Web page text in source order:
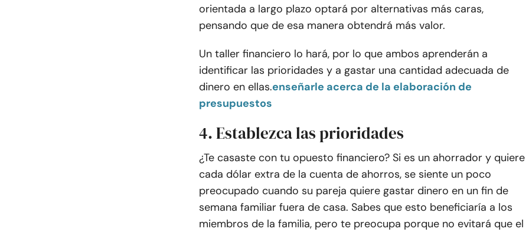
orientada a largo plazo optará por alternativas más caras,
pensando que de esa manera obtendrá más valor.
Un taller financiero lo hará, por lo que ambos aprenderán a
identificar las prioridades y a gastar una cantidad adecuada de
dinero en ellas.enseñarle acerca de la elaboración de
presupuestos
4. Establezca las prioridades
¿Te casaste con tu opuesto financiero? Si es un ahorrador y quiere
cada dólar extra de la cuenta de ahorros, se siente un poco
preocupado cuando su pareja quiere gastar dinero en un fin de
semana familiar fuera de casa. Sabes que esto beneficiaría a los
miembros de la familia, pero te preocupa porque no evitará que el